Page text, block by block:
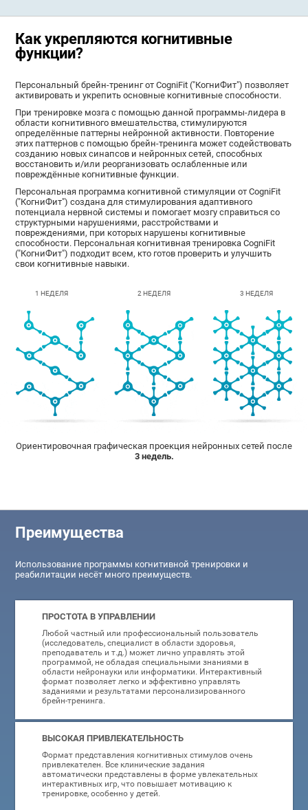
Как укрепляются когнитивные
функции?
Персональный брейн-тренинг от CogniFit ("КогниФит") позволяет
активировать и укрепить основные когнитивные способности.
При тренировке мозга с помощью данной программы-лидера в
области когнитивного вмешательства, стимулируются
определённые паттерны нейронной активности. Повторение
этих паттернов с помощью брейн-тренинга может содействовать
созданию новых синапсов и нейронных сетей, способных
восстановить и/или реорганизовать ослабленные или
повреждённые когнитивные функции.
Персональная программа когнитивной стимуляции от CogniFit
("КогниФит") создана для стимулирования адаптивного
потенциала нервной системы и помогает мозгу справиться со
структурными нарушениями, расстройствами и
повреждениями, при которых нарушены когнитивные
способности. Персональная когнитивная тренировка CogniFit
("КогниФит") подходит всем, кто готов проверить и улучшить
свои когнитивные навыки.
1 НЕДЕЛЯ 2 НЕДЕЛЯ 3 НЕДЕЛЯ
Ориентировочная графическая проекция нейронных сетей после
3 недель.
Преимущества
Использование программы когнитивной тренировки и
реабилитации несёт много преимуществ.
ПРОСТОТА В УПРАВЛЕНИИ
Любой частный или профессиональный пользователь
(исследователь, специалист в области здоровья,
преподаватель и т.д.) может лично управлять этой
программой, не обладая специальными знаниями в
области нейронауки или информатики. Интерактивный
формат позволяет легко и эффективно управлять
заданиями и результатами персонализированного
брейн-тренинга.
ВЫСОКАЯ ПРИВЛЕКАТЕЛЬНОСТЬ
Формат представления когнитивных стимулов очень
привлекателен. Все клинические задания
автоматически представлены в форме увлекательных
интерактивных игр, что повышает мотивацию к
тренировке, особенно у детей.